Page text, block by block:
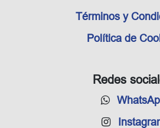
Redes
Términos y
Política de